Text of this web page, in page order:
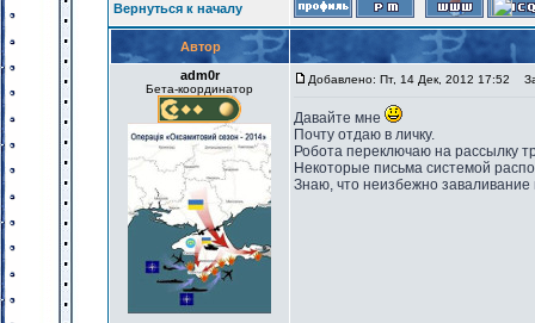
Вернуться к началу
Автор
adm0r
Бета-координатор
Добавлено: Пт, 14 Дек, 2012 17:52
Давайте мне
Почту отдаю в личку.
Робота переключаю на рассылку
Некоторые письма системой
Знаю, что неизбежно